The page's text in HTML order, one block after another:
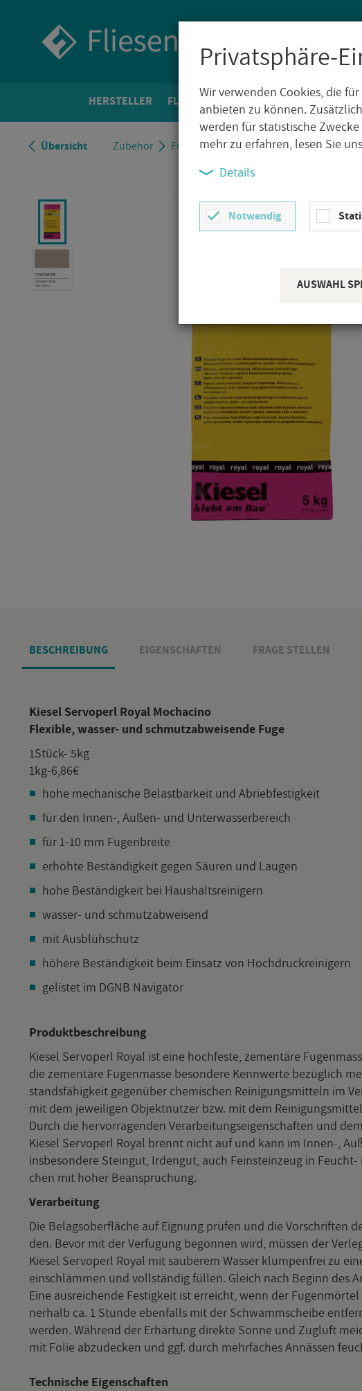
Privatsphäre-
Wir verwenden Cookies, die
anbieten zu können.
werden für statistische
mehr zu erfahren, lesen Sie
Details
Notwendig
AUSWAHL
HER­STEL­LER FLIE­SEN­WELT BO­DEN­FLIE­SEN
Über­sicht Zu­be­hör Fu­gen­mas­se Kie­sel Serv­o­perl Royal
BE­SCHREI­BUNG EI­GEN­SCHAF­TEN FRAGE STEL­LEN
Kie­sel Serv­o­perl Royal Moch­a­ci­no
Fle­xi­ble, was­ser- und schmutz­ab­wei­sen­de Fuge
1Stück- 5kg
1kg-6,86€
hohe me­cha­ni­sche Be­last­bar­keit und Ab­rieb­fes­tig­keit
für den In­nen-, Au­ßen- und Un­ter­was­ser­be­reich
für 1-10 mm Fu­gen­brei­te
er­höh­te Be­stän­dig­keit gegen Säu­ren und Lau­gen
hohe Be­stän­dig­keit bei Haus­halts­rei­ni­gern
was­ser- und schmutz­ab­wei­send
mit Aus­blüh­schutz
hö­he­re Be­stän­dig­keit beim Ein­satz von Hoch­druck­rei­ni­gern
ge­lis­tet im DGNB Na­vi­ga­tor
Pro­dukt­be­schrei­bung
Kie­sel Serv­o­perl Royal ist eine hoch­fes­te, ze­men­tä­re
die ze­men­tä­re Fu­gen­mas­se be­son­de­re Kenn­wer­te be­züg­lich
stands­fä­hig­keit ge­gen­über che­mi­schen Rei­ni­gungs­mit­teln im
mit dem je­wei­li­gen Ob­jekt­nut­zer bzw. mit dem
Durch die her­vor­ra­gen­den Ver­ar­bei­tungs­ei­gen­schaf­ten und
Kie­sel Serv­o­perl Royal brennt nicht auf und kann im In­nen-,
ins­be­son­de­re Stein­gut, Ir­den­gut, auch Fein­stein­zeug in
chen mit hoher Be­an­spru­chung.
Ver­ar­bei­tung
Die Be­lags­ober­flä­che auf Eig­nung prü­fen und die Vor­schrif­ten
den. Bevor mit der Ver­fu­gung be­gon­nen wird, müs­sen der
Kie­sel Serv­o­perl Royal mit sau­be­rem Was­ser klum­pen­frei zu
ein­schläm­men und voll­stän­dig fül­len. Gleich nach Be­ginn des
Eine aus­rei­chen­de Fes­tig­keit ist er­reicht, wenn der
ner­halb ca. 1 Stun­de eben­falls mit der Schwamm­schei­be
wer­den. Wäh­rend der Er­här­tung di­rek­te Sonne und Zug­luft
mit Folie ab­zu­de­cken und ggf. durch mehr­fa­ches An­näs­sen
Tech­ni­sche Ei­gen­schaf­ten